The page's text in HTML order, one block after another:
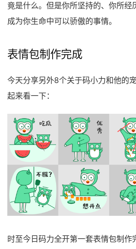
竟是什么。但是你所坚持的、你所经
成为你生命中可以骄傲的事情。
表情包制作完成
今天分享另外8个关于码小力和他的
起来看一下：
时至今日码力全开第一套表情包制作